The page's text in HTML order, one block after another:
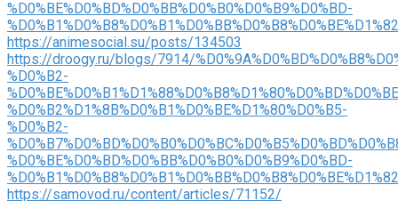
%D0%BE%D0%BD%D0%BB%D0%B0%D0%B9%D0%BD-
https://animesocial.su/posts/134503
https://droogy.ru/blogs/7914/
%D0%B2-
%D0%B2%D1%8B%D0%B1%D0%BE%D1%80%D0%B5-
%D0%B2-
%D0%BE%D0%BD%D0%BB%D0%B0%D0%B9%D0%BD-
https://samovod.ru/content/articles/71152/